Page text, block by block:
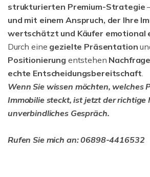
strukturierten Premium-Strategie
und mit einem Anspruch, der Ihre
wertschätzt und Käufer emotional
Durch eine gezielte Präsentation
Positionierung entstehen
echte Entscheidungsbereitschaft.
Wenn Sie wissen möchten, welches
Immobilie steckt, ist jetzt der richtige
unverbindliches Gespräch.
Rufen Sie mich an: 06898-4416532